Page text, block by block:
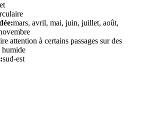
mars, avril, mai, juin, juillet, août,
attention à certains passages sur des
humide
sud-est